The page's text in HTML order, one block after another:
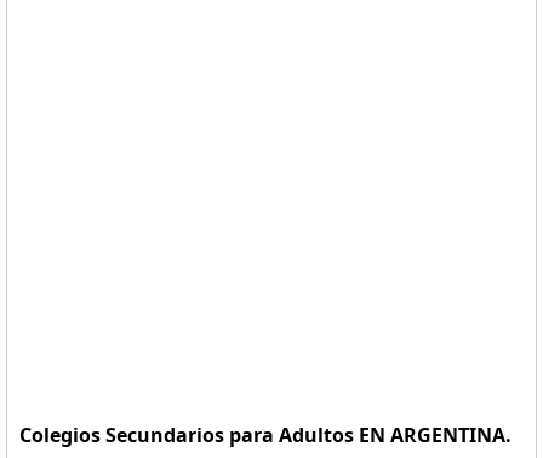
Colegios Secundarios para Adultos EN ARGENTINA.